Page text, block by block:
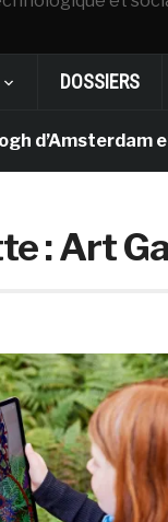
DOSSIERS
et
:Art